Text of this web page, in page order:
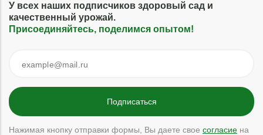
У всех наших подписчиков здоровый сад и
качественный урожай.
Присоединяйтесь, поделимся опытом!
Нажимая кнопку отправки формы, Вы даете свое согласие на